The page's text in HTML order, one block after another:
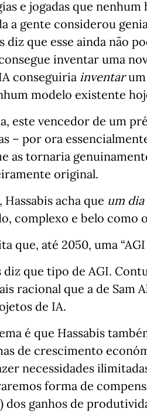
e jogadas que
a gente considerou
diz que esse ainda não
inventar uma
conseguiria inventarum
modelo existente
este vencedor de um
– por ora
as tornaria
original.
Hassabis acha que um dia
complexo e belo como
que, até 2050, uma “AGI
diz que tipo de AGI.
racional que a de Sam
de IA.
é que Hassabis
de crescimento
necessidades
forma de
dos ganhos de